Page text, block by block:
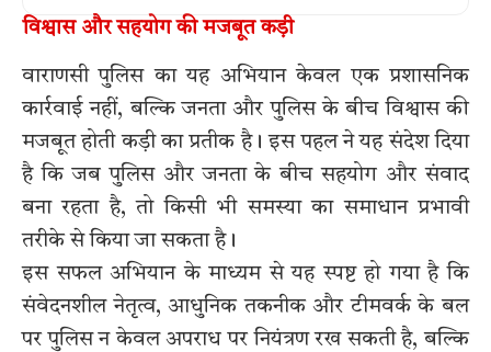
विश्वास और सहयोग की मजबूत कड़ी
वाराणसी पुलिस का यह अभियान केवल एक प्रशासनिक
कार्रवाई नहीं, बल्कि जनता और पुलिस के बीच विश्वास की
मजबूत होती कड़ी का प्रतीक है। इस पहल ने यह संदेश दिया
है कि जब पुलिस और जनता के बीच सहयोग और संवाद
बना रहता है, तो किसी भी समस्या का समाधान प्रभावी
तरीके से किया जा सकता है।
इस सफल अभियान के माध्यम से यह स्पष्ट हो गया है कि
संवेदनशील नेतृत्व, आधुनिक तकनीक और टीमवर्क के बल
पर पुलिस न केवल अपराध पर नियंत्रण रख सकती है, बल्कि